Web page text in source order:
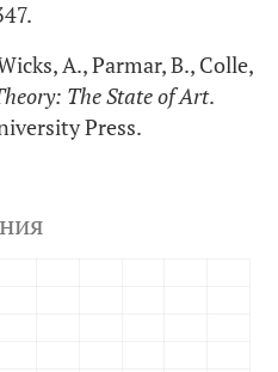
A., Parmar, B., Colle,
The State of Art.
Press.